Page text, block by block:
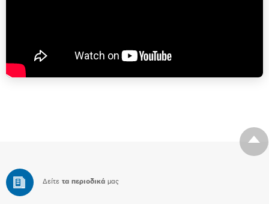
Δείτε τα περιοδικά μας